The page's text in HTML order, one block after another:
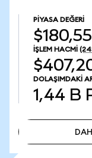
PIYASA DEĞERI
İŞLEM HACMI
DOLAŞIMDAKI
1,44 B